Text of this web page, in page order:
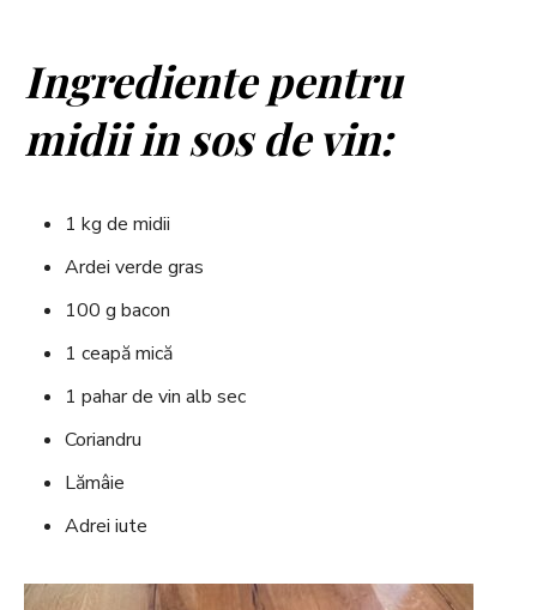
Ingrediente pentru
midii in sos de vin:
1 kg de midii
Ardei verde gras
100 g bacon
1 ceapă mică
1 pahar de vin alb sec
Coriandru
Lămâie
Adrei iute